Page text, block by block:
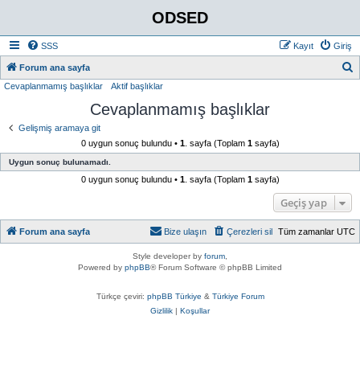
ODSED
SSS Giriş
Kayıt
Forum ana sayfa
Cevaplanmamış başlıklar Aktif başlıklar
Cevaplanmamış başlıklar
Gelişmiş aramaya git
0 uygun sonuç bulundu • 1. sayfa (Toplam 1sayfa)
Uygun sonuç bulunamadı.
0 uygun sonuç bulundu • 1. sayfa (Toplam 1sayfa)
Geçiş yap
Forum ana sayfa Tüm zamanlar UTC
Çerezleri sil
Bize ulaşın
Style developer by forum
Powered by phpBB® Forum Software © phpBB Limited
Türkçe çeviri: phpBB Türkiye & Türkiye Forum
Gizlilik | Koşullar